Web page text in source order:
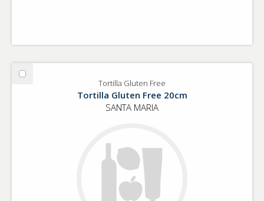
Välj
Tortilla Gluten Free
Tortilla Gluten Free 20cm
SANTA MARIA